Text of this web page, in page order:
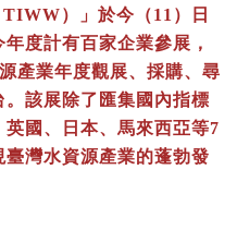
）」於今（11）日
度計有百家企業參展，
產業年度觀展、採購、尋
該展除了匯集國內指標
國、日本、馬來西亞等7
灣水資源產業的蓬勃發